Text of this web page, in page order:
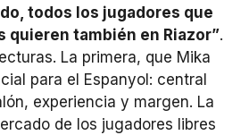
todos los jugadores que
quieren también en Riazor”.
La primera, que Mika
para el Espanyol: central
experiencia y margen. La
de los jugadores libres